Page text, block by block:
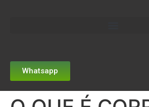
Whatsapp